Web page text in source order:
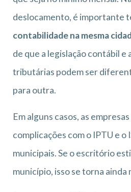
deslocamento, é importante
contabilidade na mesma
de que a legislação contábil e
tributárias podem ser
para outra.
Em alguns casos, as
complicações com o IPTU e o
municipais. Se o escritório
município, isso se torna ainda